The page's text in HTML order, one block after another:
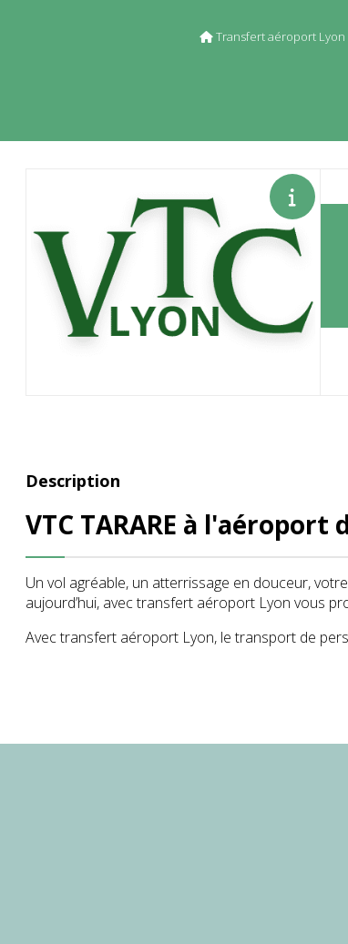
Transfert aéroport Lyon
Description
VTC TARARE à l'aéroport
Un vol agréable, un atterrissage en douceur,
aujourd’hui, avec transfert aéroport Lyon vous
Avec transfert aéroport Lyon, le transport de